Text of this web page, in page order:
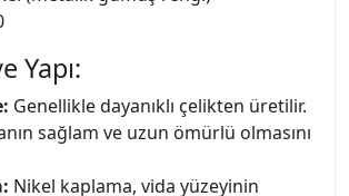
Yapı:
Genellikle dayanıklı çelikten üretilir.
sağlam ve uzun ömürlü olmasını
Nikel kaplama, vida yüzeyinin